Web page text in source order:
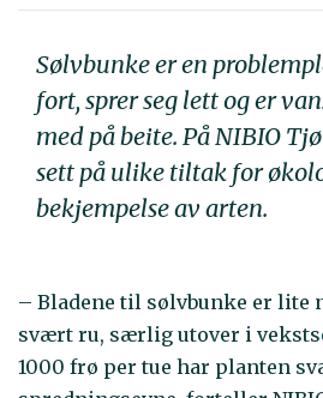
Sølvbunke er en
fort, sprer seg lett og er
med på beite. På NIBIO
sett på ulike tiltak for
bekjempelse av arten.
– Bladene til sølvbunke er
svært ru, særlig utover i
1000 frø per tue har planten